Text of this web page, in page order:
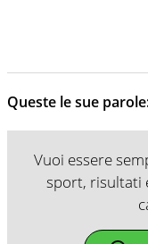
Queste le sue
Vuoi essere
sport, risultati